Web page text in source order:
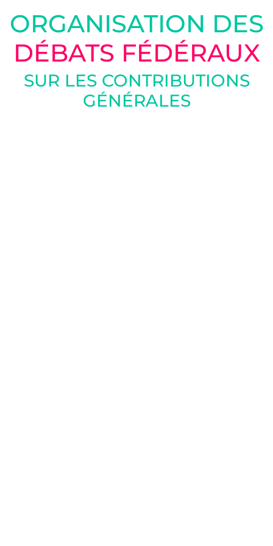
ORGANISATION DES
DÉBATS FÉDÉRAUX
SUR LES CONTRIBUTIONS
GÉNÉRALES